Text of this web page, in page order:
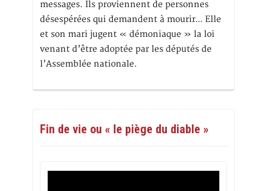
messages. Ils proviennent de personnes
désespérées qui demandent à mourir… Elle
et son mari jugent « démoniaque » la loi
venant d’être adoptée par les députés de
l’Assemblée nationale.
Fin de vie ou « le piège du diable »